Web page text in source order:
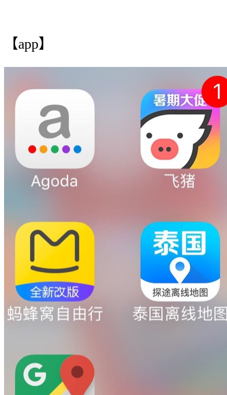
【app】